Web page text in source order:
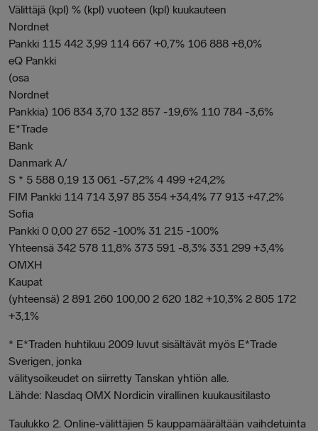
Välittäjä (kpl) % (kpl) vuoteen (kpl) kuukauteen
Nordnet
Pankki 115 442 3,99 114 667 +0,7% 106 888 +8,0%
eQ Pankki
(osa
Nordnet
Pankkia) 106 834 3,70 132 857 -19,6% 110 784 -3,6%
E*Trade
Bank
Danmark A/
S * 5 588 0,19 13 061 -57,2% 4 499 +24,2%
FIM Pankki 114 714 3,97 85 354 +34,4% 77 913 +47,2%
Sofia
Pankki 0 0,00 27 652 -100% 31 215 -100%
Yhteensä 342 578 11,8% 373 591 -8,3% 331 299 +3,4%
OMXH
Kaupat
(yhteensä) 2 891 260 100,00 2 620 182 +10,3% 2 805 172
+3,1%
* E*Traden huhtikuu 2009 luvut sisältävät myös E*Trade
Sverigen, jonka
välitysoikeudet on siirretty Tanskan yhtiön alle.
Lähde: Nasdaq OMX Nordicin virallinen kuukausitilasto
Taulukko 2. Online-välittäjien 5 kauppamäärältään vaihdetuinta